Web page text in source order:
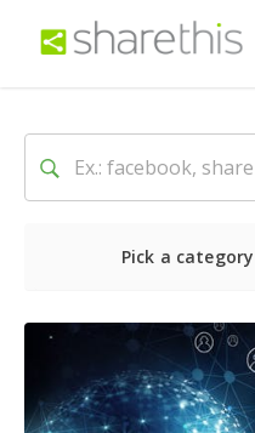
Pick a category
最新